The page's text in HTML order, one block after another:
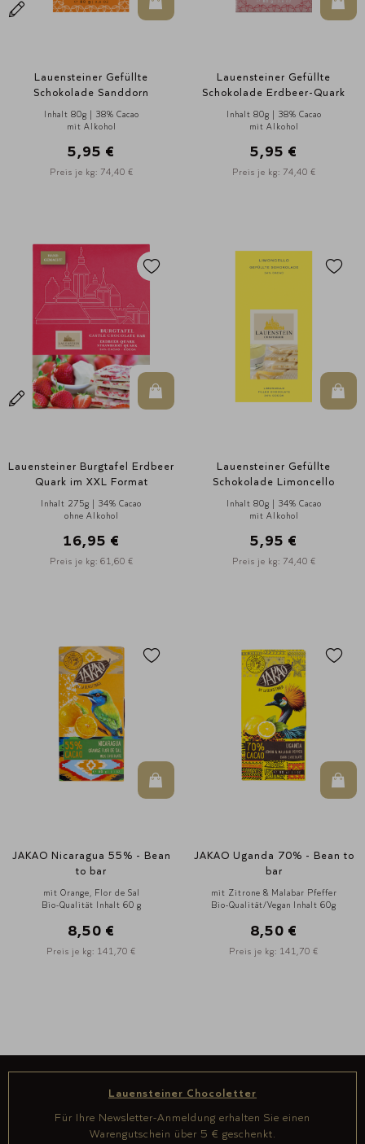
In den Warenkorb
Lauensteiner Gefüllte
Schokolade Sanddorn
Inhalt 80g | 38% Cacao
mit Alkohol
5,95 €
Preis je kg: 74,40 €
In
Lauensteiner Gefüllte
Schokolade Erdbeer-Quark
Inhalt 80g | 38% Cacao
mit Alkohol
5,95 €
Preis je kg: 74,40 €
In den Warenkorb
Lauensteiner Burgtafel Erdbeer
Quark im XXL Format
Inhalt 275g | 34% Cacao
ohne Alkohol
16,95 €
Preis je kg: 61,60 €
In
Lauensteiner Gefüllte
Schokolade Limoncello
Inhalt 80g | 34% Cacao
mit Alkohol
5,95 €
Preis je kg: 74,40 €
In den Warenkorb
JAKAO Nicaragua 55% - Bean
to bar
mit Orange, Flor de Sal
Bio-Qualität Inhalt 60 g
8,50 €
Preis je kg: 141,70 €
In
JAKAO Uganda 70% - Bean to
bar
mit Zitrone & Malabar Pfeffer
Bio-Qualität/Vegan Inhalt 60g
8,50 €
Preis je kg: 141,70 €
Lauensteiner Chocoletter
Für Ihre Newsletter-Anmeldung erhalten Sie einen
Warengutschein über 5 € geschenkt.